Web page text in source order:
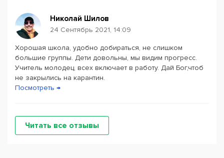
Продолжительность - 1,5 часа, стоимость - от 200 грн и
зависит от темы и необходимых материалов.
3.Изучение академических предметовпрограммы
американской школы
Washington Academy с
последующим получением крЕдитов.
Возможность учить академические предметы
американской школы вместе с учителем в офисе
Powered byLeaflet— © Google 2026
Николай Шилов
24 Сентябрь 2021, 14:09
Хорошая школа, удобно добираться, не слишком
большие группы. Дети довольны, мы видим прогресс.
Учитель молодец, всех включает в работу. Дай Бог,чтоб
не закрылись на карантин.
Посмотреть →
Читать все отзывы